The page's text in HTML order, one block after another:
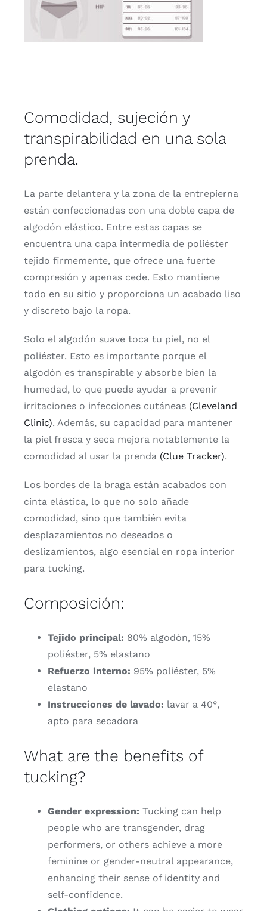
Comodidad, sujeción y
transpirabilidad en una sola
prenda.
La parte delantera y la zona de la entrepierna
están confeccionadas con una doble capa de
algodón elástico. Entre estas capas se
encuentra una capa intermedia de poliéster
tejido firmemente, que ofrece una fuerte
compresión y apenas cede. Esto mantiene
todo en su sitio y proporciona un acabado liso
y discreto bajo la ropa.
Solo el algodón suave toca tu piel, no el
poliéster. Esto es importante porque el
algodón es transpirable y absorbe bien la
humedad, lo que puede ayudar a prevenir
irritaciones o infecciones cutáneas (Cleveland
Clinic). Además, su capacidad para mantener
la piel fresca y seca mejora notablemente la
comodidad al usar la prenda (Clue Tracker).
Los bordes de la braga están acabados con
cinta elástica, lo que no solo añade
comodidad, sino que también evita
desplazamientos no deseados o
deslizamientos, algo esencial en ropa interior
para tucking.
Composición:
Tejido principal: 80% algodón, 15%
poliéster, 5% elastano
Refuerzo interno: 95% poliéster, 5%
elastano
Instrucciones de lavado: lavar a 40°,
apto para secadora
What are the benefits of
tucking?
Gender expression: Tucking can help
people who are transgender, drag
performers, or others achieve a more
feminine or gender-neutral appearance,
enhancing their sense of identity and
self-confidence.